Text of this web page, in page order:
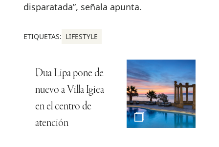
disparatada”, señala apunta.
ETIQUETAS: LIFESTYLE
Dua Lipa pone de
nuevo a Villa Igiea
en el centro de
atención